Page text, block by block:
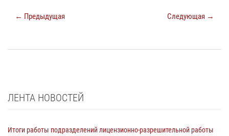
← Предыдущая Следующая →
ЛЕНТА НОВОСТЕЙ
Итоги работы подразделений лицензионно-разрешительной работы